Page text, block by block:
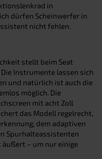
in
dürfen Scheinwerfer in
nicht fehlen.
stellt beim Seat
Instrumente lassen sich
und natürlich ist auch die
möglich. Die
mit acht Zoll
das Modell regelrecht,
dem adaptiven
Spurhalteassistenten
– um nur einige